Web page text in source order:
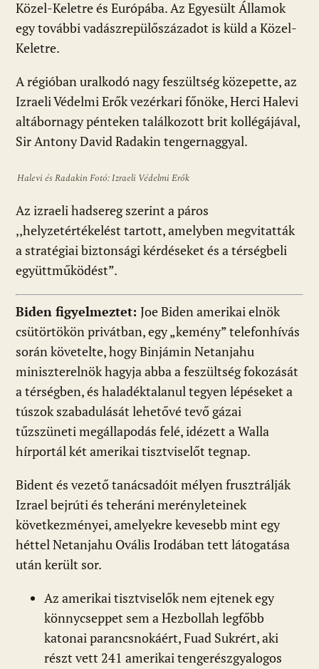
Közel-Keletre és Európába. Az Egyesült Államok
egy további vadászrepülőszázadot is küld a Közel-
Keletre.
A régióban uralkodó nagy feszültség közepette, az
Izraeli Védelmi Erők vezérkari főnöke, Herci Halevi
altábornagy pénteken találkozott brit kollégájával,
Sir Antony David Radakin tengernaggyal.
Halevi és Radakin Fotó: Izraeli Védelmi Erők
Az izraeli hadsereg szerint a páros
,,helyzetértékelést tartott, amelyben megvitatták
a stratégiai biztonsági kérdéseket és a térségbeli
együttműködést”.
Biden figyelmeztet: Joe Biden amerikai elnök
csütörtökön privátban, egy „kemény” telefonhívás
során követelte, hogy Binjámin Netanjahu
miniszterelnök hagyja abba a feszültség fokozását
a térségben, és haladéktalanul tegyen lépéseket a
túszok szabadulását lehetővé tevő gázai
tűzszüneti megállapodás felé, idézett a Walla
hírportál két amerikai tisztviselőt tegnap.
Bident és vezető tanácsadóit mélyen frusztrálják
Izrael bejrúti és teheráni merényleteinek
következményei, amelyekre kevesebb mint egy
héttel Netanjahu Ovális Irodában tett látogatása
után került sor.
Az amerikai tisztviselők nem ejtenek egy
könnycseppet sem a Hezbollah legfőbb
katonai parancsnokáért, Fuad Sukrért, aki
részt vett 241 amerikai tengerészgyalogos